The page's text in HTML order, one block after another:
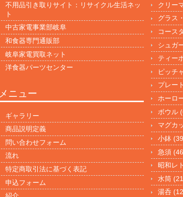
不用品引き取りサイト：リサイクル生活ネッ
ト
中古家電事業部岐阜
和食器専門通販部
岐阜家電買取ネット
洋食器パーツセンター
クリー
グラス
コース
シュガ
ティー
ピッチ
プレー
ホーロ
ボウル
マグカ
小鉢
急須
昭和レ
水筒
湯呑
メニュー
ギャラリー
商品説明定義
問い合わせフォーム
流れ
特定商取引法に基づく表記
申込フォーム